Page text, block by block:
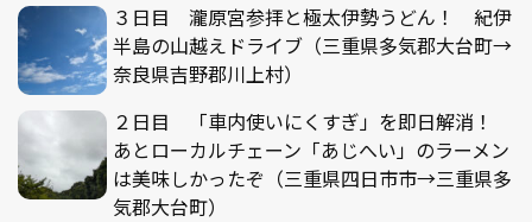
３日目 瀧原宮参拝と極太伊勢うどん！ 紀伊
半島の山越えドライブ（三重県多気郡大台町→
奈良県吉野郡川上村）
２日目 「車内使いにくすぎ」を即日解消！
あとローカルチェーン「あじへい」のラーメン
は美味しかったぞ（三重県四日市市→三重県多
気郡大台町）